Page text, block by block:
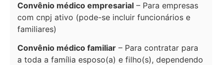
Convênio médico empresarial – Para empresas
com cnpj ativo (pode-se incluir funcionários e
familiares)
Convênio médico familiar – Para contratar para
a toda a família esposo(a) e filho(s), dependendo